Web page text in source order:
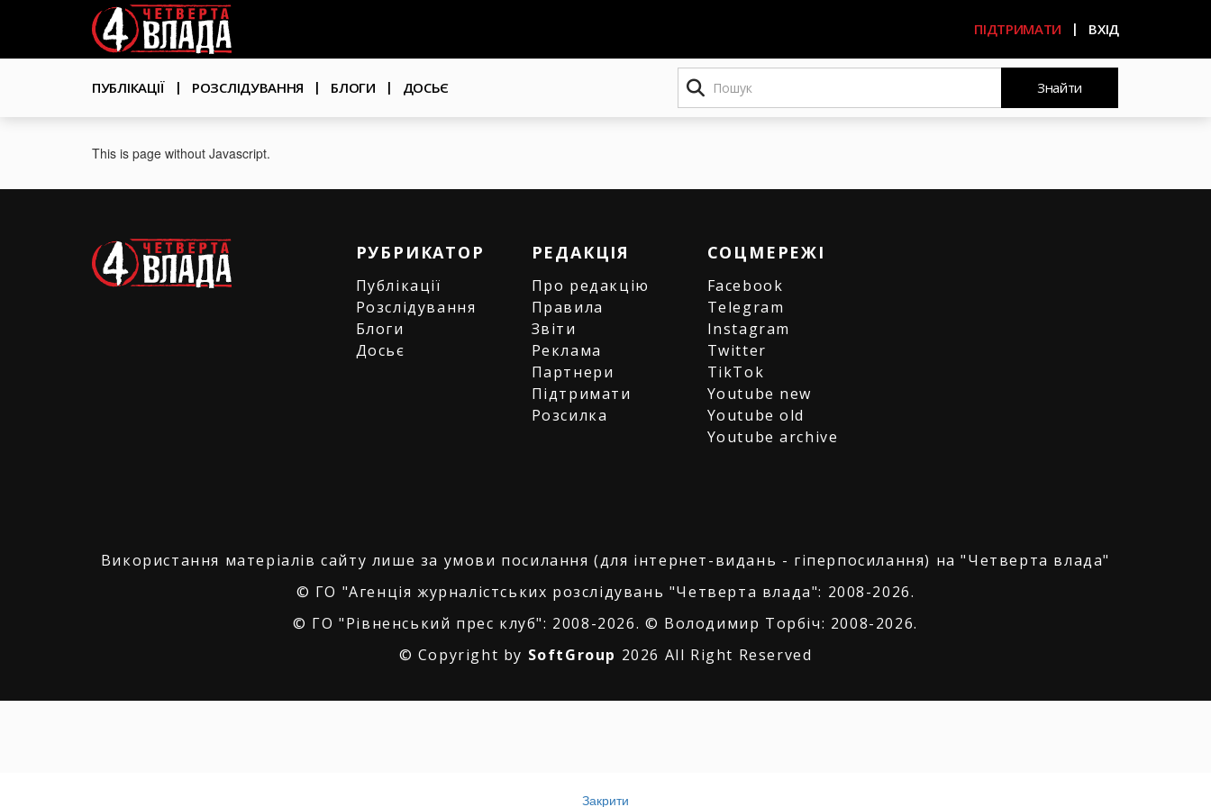
вмісту
User
account
menu
ПІДТРИМАТИ ВХІД
Основна
навіґація
ПУБЛІКАЦІЇ РОЗСЛІДУВАННЯ БЛОГИ ДОСЬЄ
Пошук
Знайти
This is page without Javascript.
РУБРИКАТОР
Публікації
Розслідування
Блоги
Досьє
РЕДАКЦІЯ
Про редакцію
Правила
Звіти
Реклама
Партнери
Підтримати
Розсилка
СОЦМЕРЕЖІ
Facebook
Telegram
Instagram
Twitter
TikTok
Youtube new
Youtube old
Youtube archive
Використання матеріалів сайту лише за умови посилання (для інтернет-видань - гіперпосилання) на "Четверта влада"
© ГО "Агенція журналістських розслідувань "Четверта влада": 2008-2026.
© ГО "Рівненський прес клуб": 2008-2026. © Володимир Торбіч: 2008-2026.
© Copyright by SoftGroup 2026 All Right Reserved
Закрити